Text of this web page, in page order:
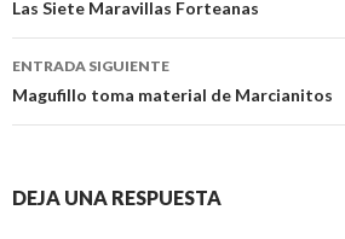
de
entradas
Las Siete Maravillas Forteanas
ENTRADA SIGUIENTE
Magufillo toma material de Marcianitos
DEJA UNA RESPUESTA